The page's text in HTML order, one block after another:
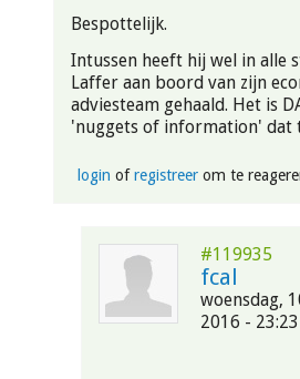
Bespottelijk.
Intussen heeft hij wel in alle
Laffer aan boord van zijn
adviesteam gehaald. Het is
'nuggets of information' dat
login ofregistreerom te
#119935
fcal
woensdag,
2016 - 23:23